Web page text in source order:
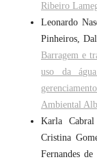
Ribeiro
Leonardo
Pinheiros,
Barragem e
uso da
Ambiental
Karla
Cristina
Fernandes